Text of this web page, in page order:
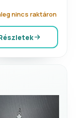
nincs raktáron